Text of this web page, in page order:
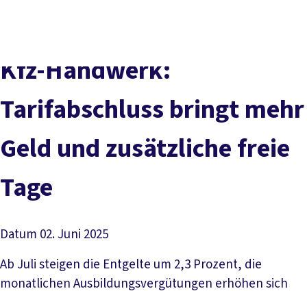
Service
Kfz-Handwerk:
Tarifabschluss bringt mehr
Geld und zusätzliche freie
Tage
Datum 02. Juni 2025
Ab Juli steigen die Entgelte um 2,3 Prozent, die
monatlichen Ausbildungsvergütungen erhöhen sich